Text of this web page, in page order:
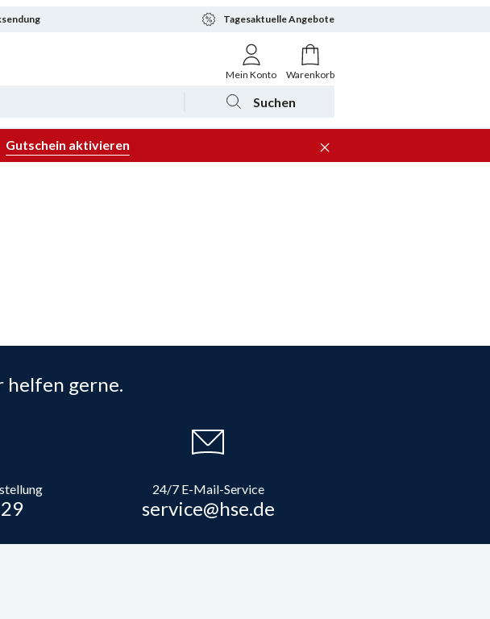
Tagesaktuelle Angebote
Mein Konto Warenkorb
Suchen
Gutschein aktivieren
helfen gerne.
24/7 E-Mail-Service
service@hse.de